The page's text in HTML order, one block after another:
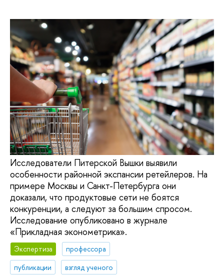
Исследователи Питерской Вышки выявили
особенности районной экспансии ретейлеров. На
примере Москвы и Санкт-Петербурга они
доказали, что продуктовые сети не боятся
конкуренции, а следуют за большим спросом.
Исследование опубликовано в журнале
«Прикладная эконометрика».
Экспертиза
профессора
публикации
взгляд ученого